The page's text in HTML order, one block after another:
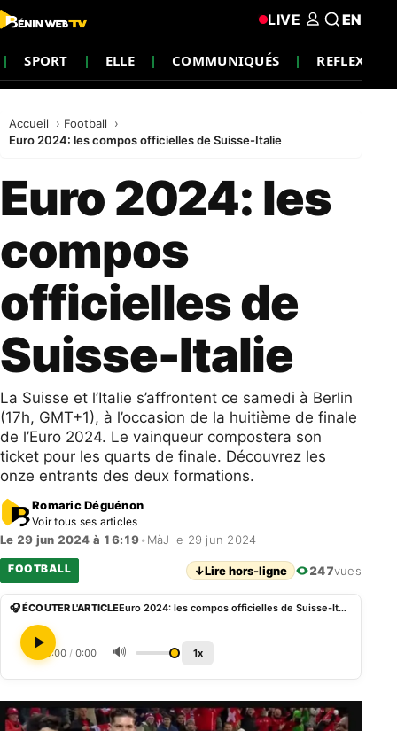
SPORT ELLE COMMUNIQUÉS REFLEXION
LIVE EN
Accueil
Football
Euro 2024: les compos officielles de Suisse-Italie
Euro 2024: les
compos
officielles de
Suisse-Italie
La Suisse et l’Italie s’affrontent ce samedi à Berlin
(17h, GMT+1), à l’occasion de la huitième de finale
de l’Euro 2024. Le vainqueur compostera son
ticket pour les quarts de finale. Découvrez les
onze entrants des deux formations.
Romaric Déguénon
Voir tous ses articles
Le 29 jun 2024 à 16:19• MàJ le 29 jun 2024
FOOTBALL ↓Lire hors-ligne 247vues
🎧 ÉCOUTER L'ARTICLE Euro 2024: les compos officielles de Suisse-Italie
0:00 / 0:00 🔊 1x